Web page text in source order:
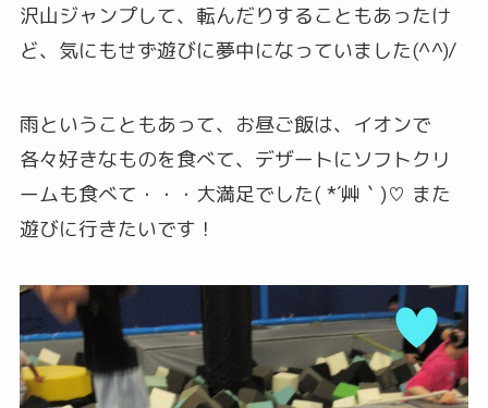
沢山ジャンプして、転んだりすることもあったけ
ど、気にもせず遊びに夢中になっていました(^^)/
雨ということもあって、お昼ご飯は、イオンで
各々好きなものを食べて、デザートにソフトクリ
ームも食べて・・・大満足でした( *´艸｀)♡ また
遊びに行きたいです！